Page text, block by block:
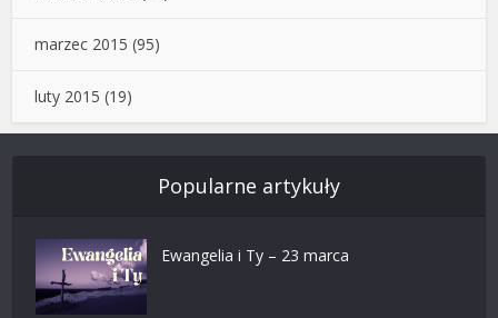
marzec 2015 (95)
luty 2015 (19)
Popularne artykuły
Ewangelia i Ty – 23 marca